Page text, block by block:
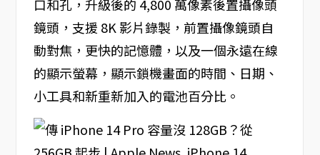
口和孔，升級後的 4,800 萬像素後置攝像頭
鏡頭，支援 8K 影片錄製，前置攝像鏡頭自
動對焦，更快的記憶體，以及一個永遠在線
的顯示螢幕，顯示鎖機畫面的時間、日期、
小工具和新重新加入的電池百分比。